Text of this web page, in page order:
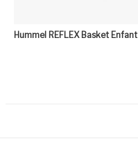
Hummel REFLEX Basket Enfant